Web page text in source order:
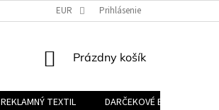
EUR Prihlásenie
NÁKUPNÝ
Prázdny košík
REKLAMNÝ TEXTIL
DARČEKOVÉ BALÍČKY